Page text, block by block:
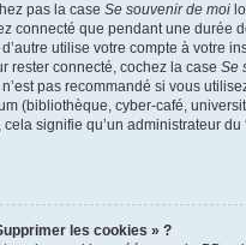
pas la case Se souvenir de moi
connecté que pendant une durée
utilise votre compte à votre
rester connecté, cochez la case Se
pas recommandé si vous
(bibliothèque, cyber-café,
cela signifie qu’un administrateur
les cookies » ?